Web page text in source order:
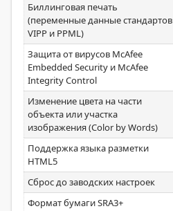
Биллинговая печать
(переменные данные стандартов
VIPP и PPML)
Защита от вирусов McAfee
Embedded Security и McAfee
Integrity Control
Изменение цвета на части
объекта или участка
изображения (Color by Words)
Поддержка языка разметки
HTML5
Сброс до заводских настроек
Формат бумаги SRA3+